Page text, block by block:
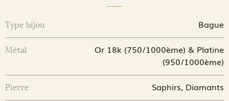
Type bijou Bague
Métal
Or 18k (750/1000ème) & Platine
(950/1000ème)
Pierre Saphirs, Diamants